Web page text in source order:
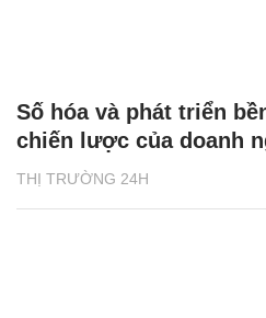
THỊ TRƯỜNG 24H
Số hóa và phát triển
chiến lược của doanh